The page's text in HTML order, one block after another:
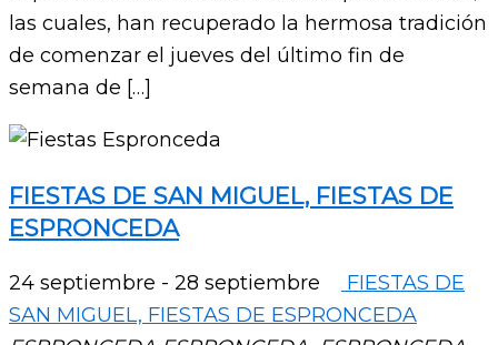
las cuales, han recuperado la hermosa tradición
de comenzar el jueves del último fin de
semana de […]
FIESTAS DE SAN MIGUEL, FIESTAS DE
ESPRONCEDA
24 septiembre - 28 septiembre
FIESTAS DE
SAN MIGUEL, FIESTAS DE ESPRONCEDA